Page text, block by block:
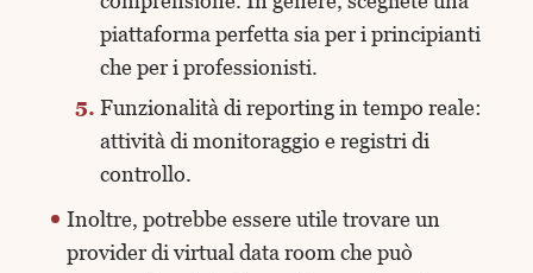
piattaforma perfetta sia per i principianti
che per i professionisti.
Funzionalità di reporting in tempo reale:
attività di monitoraggio e registri di
controllo.
Inoltre, potrebbe essere utile trovare un
provider di virtual data room che può